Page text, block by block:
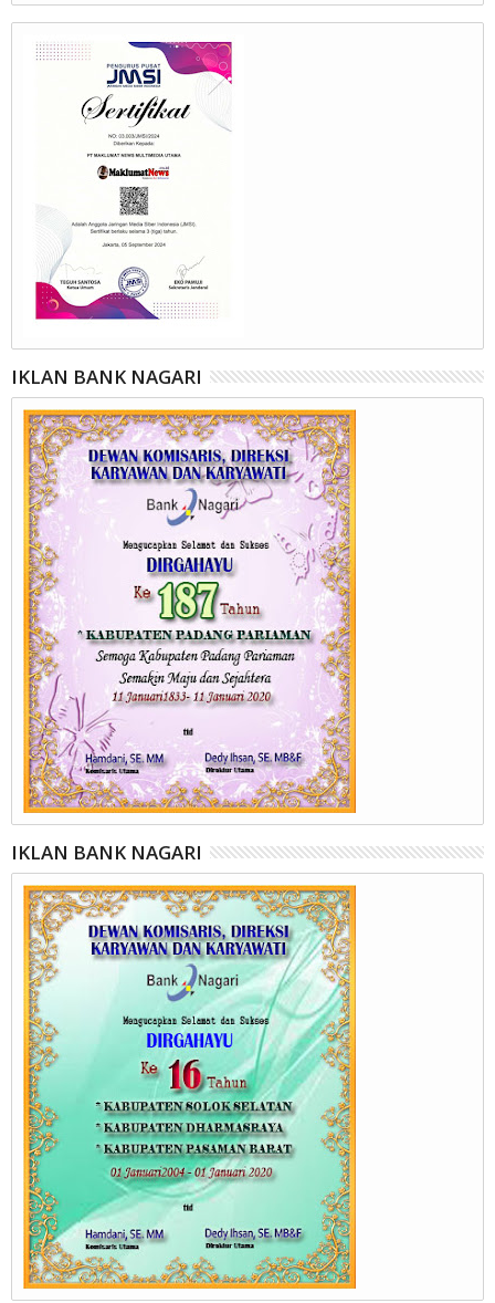
IKLAN BANK NAGARI
IKLAN BANK NAGARI